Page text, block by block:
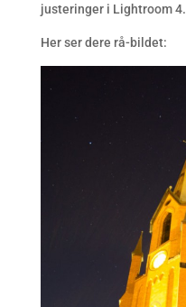
justeringer i Lightroom 4.
Her ser dere rå-bildet: